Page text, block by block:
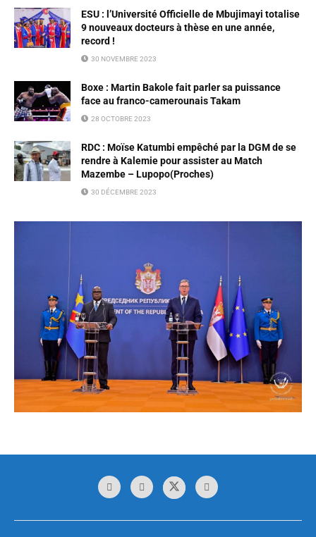
ESU : l’Université Officielle de Mbujimayi totalise
9 nouveaux docteurs à thèse en une année,
record !
30 NOVEMBRE 2023
Boxe : Martin Bakole fait parler sa puissance
face au franco-camerounais Takam
28 OCTOBRE 2023
RDC : Moïse Katumbi empêché par la DGM de se
rendre à Kalemie pour assister au Match
Mazembe – Lupopo(Proches)
30 DÉCEMBRE 2023